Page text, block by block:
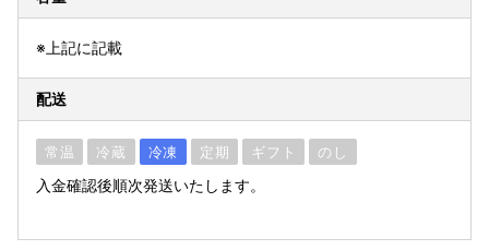
※上記に記載
配送
常温 冷蔵 冷凍 定期 ギフト のし
入金確認後順次発送いたします。